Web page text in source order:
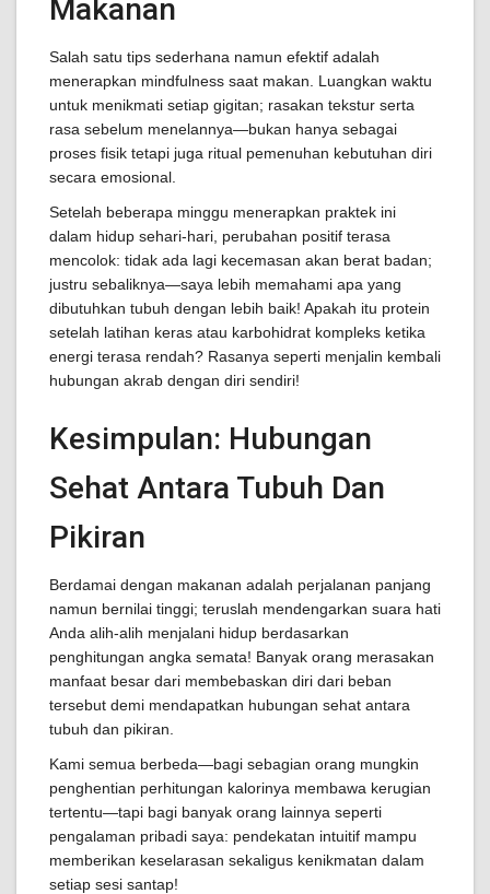
Makanan
Salah satu tips sederhana namun efektif adalah
menerapkan mindfulness saat makan. Luangkan waktu
untuk menikmati setiap gigitan; rasakan tekstur serta
rasa sebelum menelannya—bukan hanya sebagai
proses fisik tetapi juga ritual pemenuhan kebutuhan diri
secara emosional.
Setelah beberapa minggu menerapkan praktek ini
dalam hidup sehari-hari, perubahan positif terasa
mencolok: tidak ada lagi kecemasan akan berat badan;
justru sebaliknya—saya lebih memahami apa yang
dibutuhkan tubuh dengan lebih baik! Apakah itu protein
setelah latihan keras atau karbohidrat kompleks ketika
energi terasa rendah? Rasanya seperti menjalin kembali
hubungan akrab dengan diri sendiri!
Kesimpulan: Hubungan
Sehat Antara Tubuh Dan
Pikiran
Berdamai dengan makanan adalah perjalanan panjang
namun bernilai tinggi; teruslah mendengarkan suara hati
Anda alih-alih menjalani hidup berdasarkan
penghitungan angka semata! Banyak orang merasakan
manfaat besar dari membebaskan diri dari beban
tersebut demi mendapatkan hubungan sehat antara
tubuh dan pikiran.
Kami semua berbeda—bagi sebagian orang mungkin
penghentian perhitungan kalorinya membawa kerugian
tertentu—tapi bagi banyak orang lainnya seperti
pengalaman pribadi saya: pendekatan intuitif mampu
memberikan keselarasan sekaligus kenikmatan dalam
setiap sesi santap!